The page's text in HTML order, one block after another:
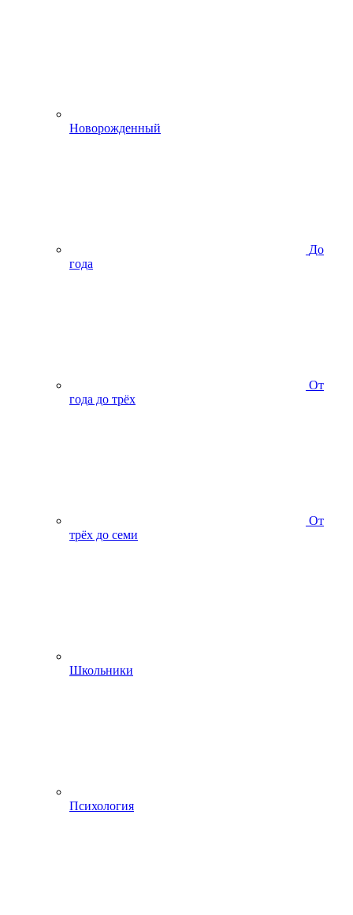
Новорожденный
До
года
От
года до трёх
От
трёх до семи
Школьники
Психология